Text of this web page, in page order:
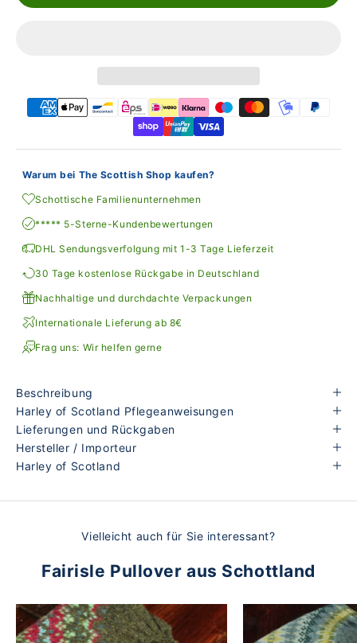
Warum bei The Scottish Shop kaufen?
Schottische Familienunternehmen
***** 5-Sterne-Kundenbewertungen
DHL Sendungsverfolgung mit 1-3 Tage Lieferzeit
30 Tage kostenlose Rückgabe in Deutschland
Nachhaltige und durchdachte Verpackungen
Internationale Lieferung ab 8€
Frag uns: Wir helfen gerne
Beschreibung
Harley of Scotland Pflegeanweisungen
Lieferungen und Rückgaben
Hersteller / Importeur
Harley of Scotland
Vielleicht auch für Sie interessant?
Fairisle Pullover aus Schottland